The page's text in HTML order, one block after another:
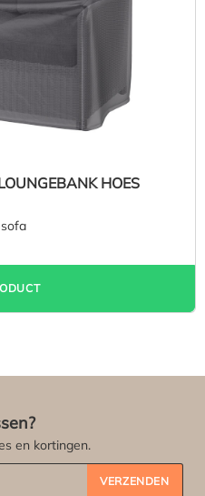
HOES
en kortingen.
VERZENDEN